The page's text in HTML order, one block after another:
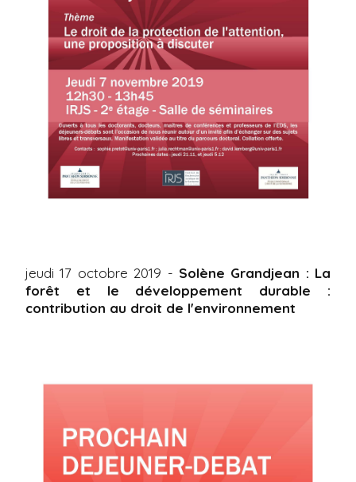
jeudi 17 octobre 2019 - Solène Grandjean : La
forêt et le développement durable :
contribution au droit de l'environnement